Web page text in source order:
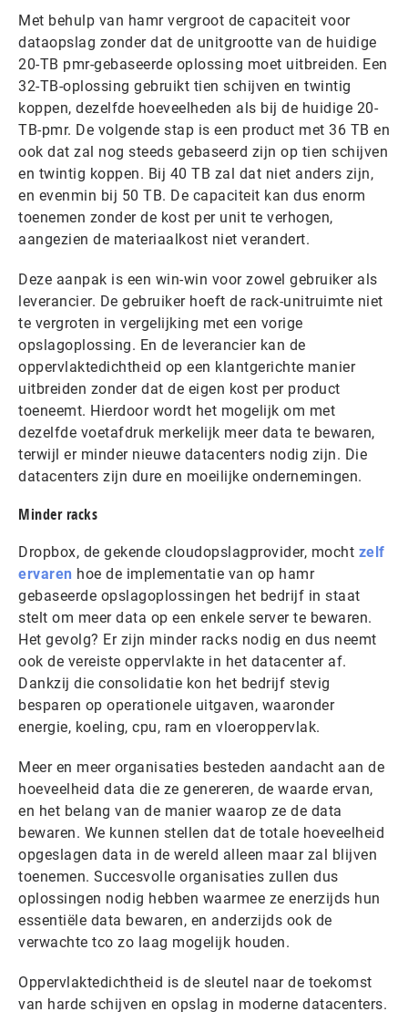
Met behulp van hamr vergroot de capaciteit voor
dataopslag zonder dat de unitgrootte van de huidige
20-TB pmr-gebaseerde oplossing moet uitbreiden. Een
32-TB-oplossing gebruikt tien schijven en twintig
koppen, dezelfde hoeveelheden als bij de huidige 20-
TB-pmr. De volgende stap is een product met 36 TB en
ook dat zal nog steeds gebaseerd zijn op tien schijven
en twintig koppen. Bij 40 TB zal dat niet anders zijn,
en evenmin bij 50 TB. De capaciteit kan dus enorm
toenemen zonder de kost per unit te verhogen,
aangezien de materiaalkost niet verandert.
Deze aanpak is een win-win voor zowel gebruiker als
leverancier. De gebruiker hoeft de rack-unitruimte niet
te vergroten in vergelijking met een vorige
opslagoplossing. En de leverancier kan de
oppervlaktedichtheid op een klantgerichte manier
uitbreiden zonder dat de eigen kost per product
toeneemt. Hierdoor wordt het mogelijk om met
dezelfde voetafdruk merkelijk meer data te bewaren,
terwijl er minder nieuwe datacenters nodig zijn. Die
datacenters zijn dure en moeilijke ondernemingen.
Minder racks
Dropbox, de gekende cloudopslagprovider, mocht zelf
ervaren hoe de implementatie van op hamr
gebaseerde opslagoplossingen het bedrijf in staat
stelt om meer data op een enkele server te bewaren.
Het gevolg? Er zijn minder racks nodig en dus neemt
ook de vereiste oppervlakte in het datacenter af.
Dankzij die consolidatie kon het bedrijf stevig
besparen op operationele uitgaven, waaronder
energie, koeling, cpu, ram en vloeroppervlak.
Meer en meer organisaties besteden aandacht aan de
hoeveelheid data die ze genereren, de waarde ervan,
en het belang van de manier waarop ze de data
bewaren. We kunnen stellen dat de totale hoeveelheid
opgeslagen data in de wereld alleen maar zal blijven
toenemen. Succesvolle organisaties zullen dus
oplossingen nodig hebben waarmee ze enerzijds hun
essentiële data bewaren, en anderzijds ook de
verwachte tco zo laag mogelijk houden.
Oppervlaktedichtheid is de sleutel naar de toekomst
van harde schijven en opslag in moderne datacenters.